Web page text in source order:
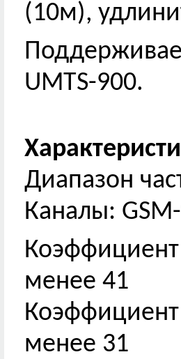
(10м),
UMTS-900.
Диапазон
Каналы:
Коэффициент
менее 41
менее 31